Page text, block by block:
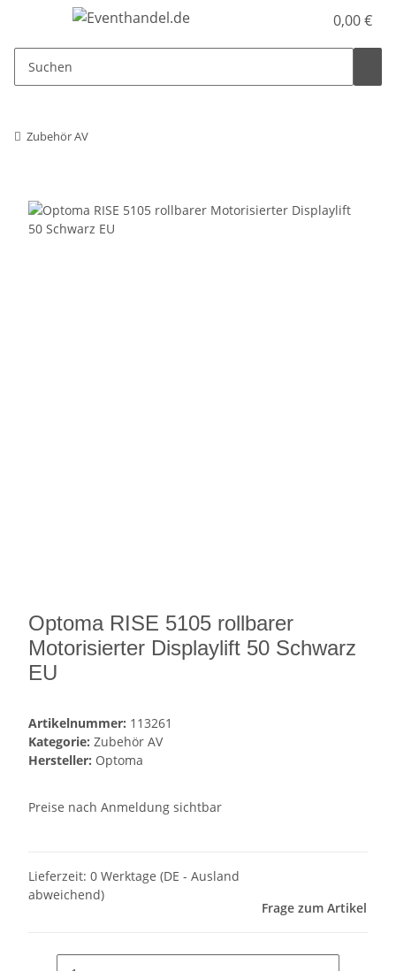
0,00 €
Zubehör AV
Optoma RISE 5105 rollbarer
Motorisierter Displaylift 50 Schwarz
EU
Artikelnummer: 113261
Kategorie: Zubehör AV
Hersteller: Optoma
Preise nach Anmeldung sichtbar
Lieferzeit: 0 Werktage (DE - Ausland
abweichend)
Frage zum Artikel